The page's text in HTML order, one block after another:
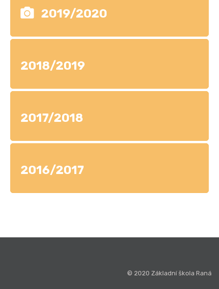
2019/2020
2018/2019
2017/2018
2016/2017
© 2020 Základní škola Raná